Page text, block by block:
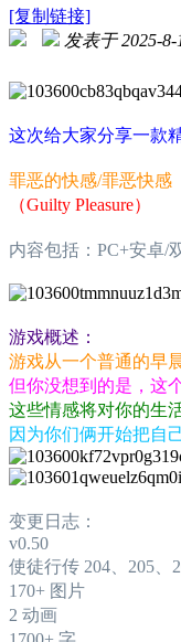
[复制链接]
发表于 2025-8-
这次给大家分享一款
罪恶的快感/罪恶快感
（Guilty Pleasure）
内容包括：PC+安卓/
游戏概述：
游戏从一个普通的早
但你没想到的是，这
这些情感将对你的生
因为你们俩开始把自
变更日志：
v0.50
使徒行传 204、205、
170+ 图片
2 动画